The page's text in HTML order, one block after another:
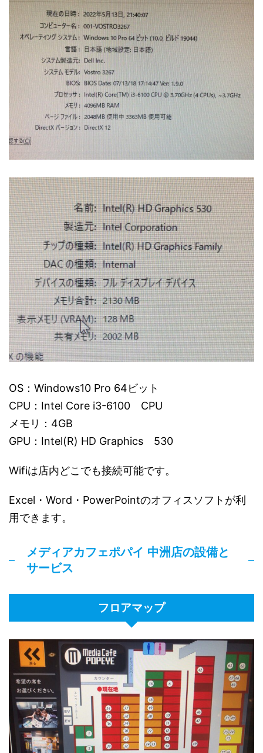
OS：Windows10 Pro 64ビット
CPU：Intel Core i3-6100 CPU
メモリ：4GB
GPU：Intel(R) HD Graphics 530
Wifiは店内どこでも接続可能です。
Excel・Word・PowerPointのオフィスソフトが利
用できます。
メディアカフェポパイ 中洲店の設備と
サービス
フロアマップ